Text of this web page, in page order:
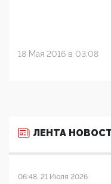
18 Мая 2016 в 03:08
ЛЕНТА
06:48, 21 Июля 2026